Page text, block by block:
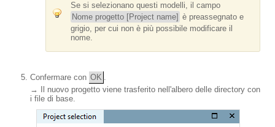
Se si selezionano questi modelli, il campo
Nome progetto [Project name] è preassegnato e
grigio, per cui non è più possibile modificare il
nome.
Confermare con OK .
→ Il nuovo progetto viene trasferito nell'albero delle directory con
i file di base.